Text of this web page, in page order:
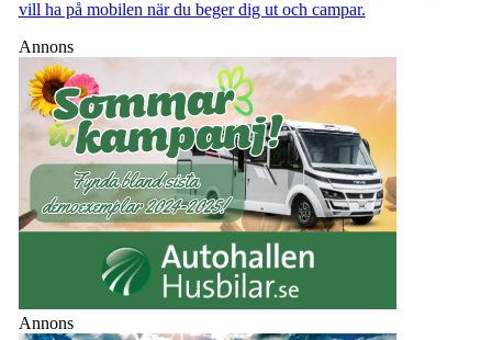
vill ha på mobilen när du beger dig ut och campar.
Annons
Annons